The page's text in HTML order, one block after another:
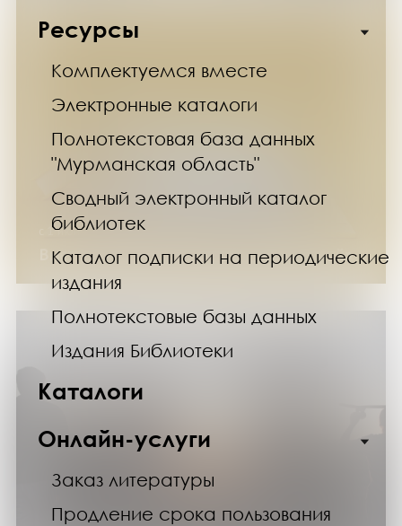
Ресурсы
Комплектуемся вместе
Электронные каталоги
Полнотекстовая база данных
"Мурманская область"
Сводный электронный каталог
библиотек
Каталог подписки на периодические
издания
Полнотекстовые базы данных
Издания Библиотеки
Каталоги
Онлайн-услуги
Заказ литературы
Продление срока пользования
с 1 июня по 30 августа 2026 года
Выставка изданий «50 оттенков: желтый»